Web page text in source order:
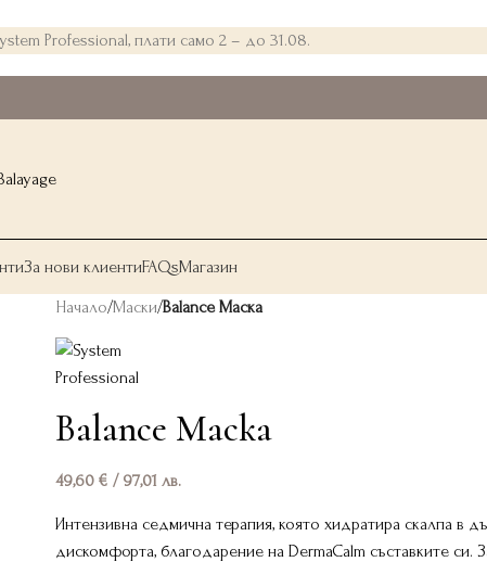
Professional, плати само 2 – до 31.08.
За нови клиентиFAQsМагазин
Начало/Маски/Balance Маска
Balance Маска
49,60 € / 97,01 лв.
Интензивна седмична терапия, която хидратира скалпа в
дискомфорта, благодарение на DermaCalm съставките си.